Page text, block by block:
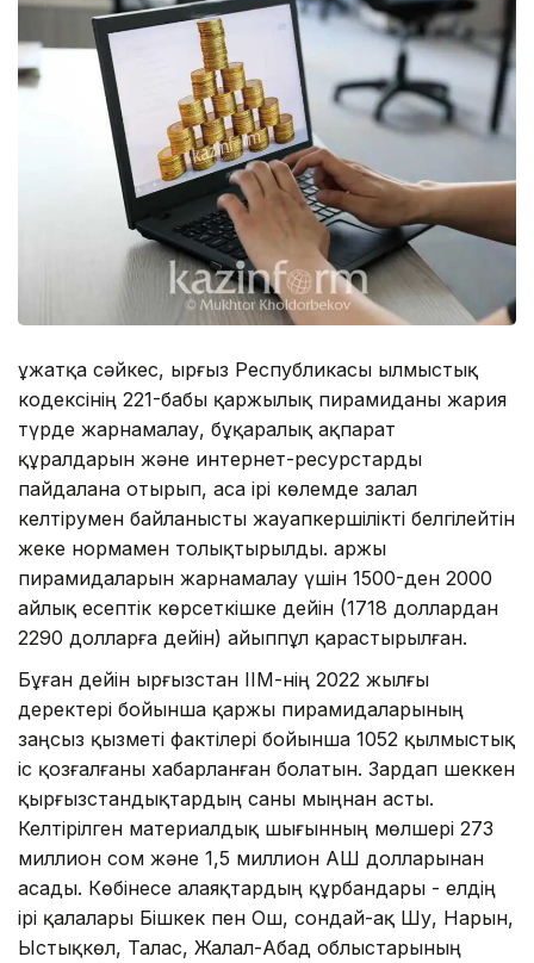
Құжатқа сәйкес, Қырғыз Республикасы Қылмыстық
кодексінің 221-бабы қаржылық пирамиданы жария
түрде жарнамалау, бұқаралық ақпарат
құралдарын және интернет-ресурстарды
пайдалана отырып, аса ірі көлемде залал
келтірумен байланысты жауапкершілікті белгілейтін
жеке нормамен толықтырылды. Қаржы
пирамидаларын жарнамалау үшін 1500-ден 2000
айлық есептік көрсеткішке дейін (1718 доллардан
2290 долларға дейін) айыппұл қарастырылған.
Бұған дейін Қырғызстан ІІМ-нің 2022 жылғы
деректері бойынша қаржы пирамидаларының
заңсыз қызметі фактілері бойынша 1052 қылмыстық
іс қозғалғаны хабарланған болатын. Зардап шеккен
қырғызстандықтардың саны мыңнан асты.
Келтірілген материалдық шығынның мөлшері 273
миллион сом және 1,5 миллион АҚШ долларынан
асады. Көбінесе алаяқтардың құрбандары - елдің
ірі қалалары Бішкек пен Ош, сондай-ақ Шу, Нарын,
Ыстықкөл, Талас, Жалал-Абад облыстарының